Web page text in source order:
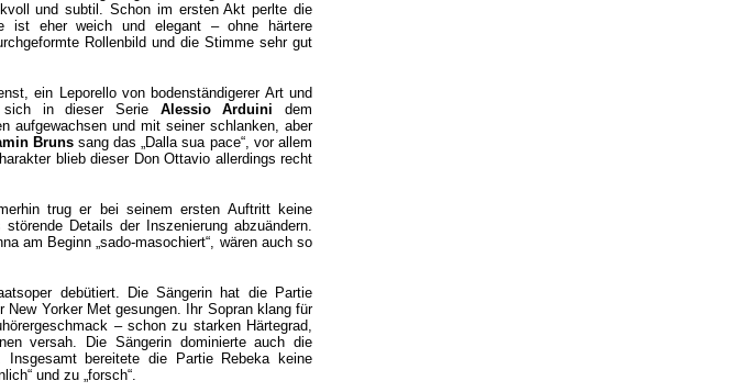
und subtil. Schon im ersten Akt perlte die
ist eher weich und elegant – ohne härtere
Rollenbild und die Stimme sehr gut
ein Leporello von bodenständigerer Art und
sich in dieser Serie Alessio Arduini dem
aufgewachsen und mit seiner schlanken, aber
Brunssang das „Dalla sua pace“, vor allem
blieb dieser Don Ottavio allerdings recht
trug er bei seinem ersten Auftritt keine
Details der Inszenierung abzuändern.
am Beginn „sado-masochiert“, wären auch so
debütiert. Die Sängerin hat die Partie
Yorker Met gesungen. Ihr Sopran klang für
– schon zu starken Härtegrad,
versah. Die Sängerin dominierte auch die
bereitete die Partie Rebeka keine
und zu „forsch“.